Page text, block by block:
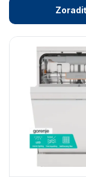
teplotou,
Polovičná
vody a
náplne
Extra
Vybavenie
Odložený
umývania
AquaStop-
úniku vody